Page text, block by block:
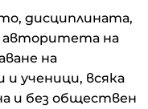
дисциплината,
авторитета на
на
ученици, всяка
и без обществен